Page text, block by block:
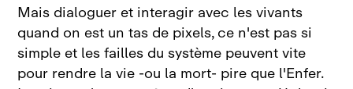
Mais dialoguer et interagir avec les vivants
quand on est un tas de pixels, ce n'est pas si
simple et les failles du système peuvent vite
pour rendre la vie ‑ou la mort‑ pire que l'Enfer.